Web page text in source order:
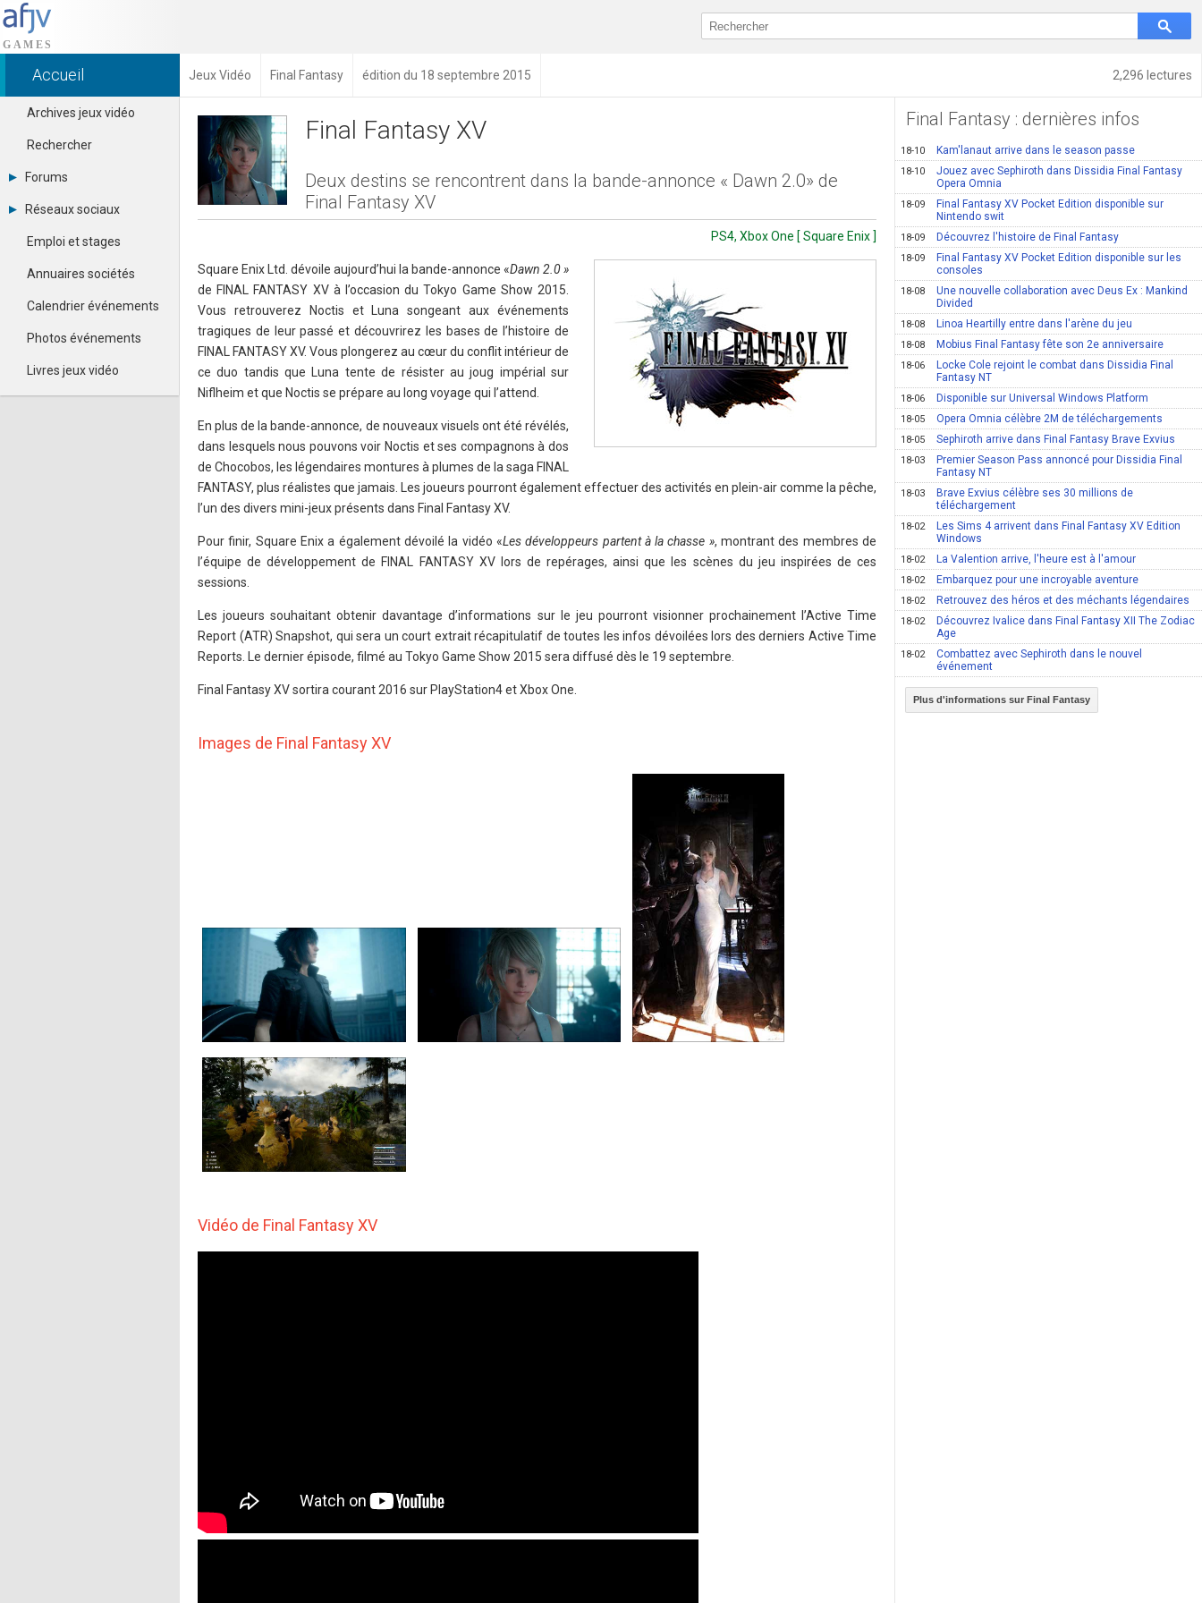
2,296 lectures
Accueil Jeux Vidéo Final Fantasy édition du 18 septembre 2015
Archives jeux vidéo
Rechercher
Forums
Tous les forums
Se connecter
Contacter un modérateur
Réseaux sociaux
Dailymotion
Facebook
Google+
Pinterest
Youtube
Emploi et stages
Annuaires sociétés
Calendrier événements
Photos événements
Livres jeux vidéo
Final Fantasy XV
Deux destins se rencontrent dans la bande-annonce « Dawn 2.0» de
Final Fantasy XV
PS4, Xbox One [ Square Enix ]
Square Enix Ltd. dévoile aujourd’hui la bande-annonce «Dawn 2.0 »
de FINAL FANTASY XV à l’occasion du Tokyo Game Show 2015.
Vous retrouverez Noctis et Luna songeant aux événements
tragiques de leur passé et découvrirez les bases de l’histoire de
FINAL FANTASY XV. Vous plongerez au cœur du conflit intérieur de
ce duo tandis que Luna tente de résister au joug impérial sur
Niflheim et que Noctis se prépare au long voyage qui l’attend.
En plus de la bande-annonce, de nouveaux visuels ont été révélés,
dans lesquels nous pouvons voir Noctis et ses compagnons à dos
de Chocobos, les légendaires montures à plumes de la saga FINAL
FANTASY, plus réalistes que jamais. Les joueurs pourront également effectuer des activités en plein-air comme la pêche,
l’un des divers mini-jeux présents dans Final Fantasy XV.
Pour finir, Square Enix a également dévoilé la vidéo «Les développeurs partent à la chasse », montrant des membres de
l’équipe de développement de FINAL FANTASY XV lors de repérages, ainsi que les scènes du jeu inspirées de ces
sessions.
Les joueurs souhaitant obtenir davantage d’informations sur le jeu pourront visionner prochainement l’Active Time
Report (ATR) Snapshot, qui sera un court extrait récapitulatif de toutes les infos dévoilées lors des derniers Active Time
Reports. Le dernier épisode, filmé au Tokyo Game Show 2015 sera diffusé dès le 19 septembre.
Final Fantasy XV sortira courant 2016 sur PlayStation4 et Xbox One.
Images de Final Fantasy XV
Vidéo de Final Fantasy XV
Final Fantasy : dernières infos
18-10 Kam'lanaut arrive dans le season passe
18-10
Jouez avec Sephiroth dans Dissidia Final Fantasy
Opera Omnia
18-09
Final Fantasy XV Pocket Edition disponible sur
Nintendo swit
18-09 Découvrez l'histoire de Final Fantasy
18-09
Final Fantasy XV Pocket Edition disponible sur les
consoles
18-08
Une nouvelle collaboration avec Deus Ex : Mankind
Divided
18-08 Linoa Heartilly entre dans l'arène du jeu
18-08 Mobius Final Fantasy fête son 2e anniversaire
18-06
Locke Cole rejoint le combat dans Dissidia Final
Fantasy NT
18-06 Disponible sur Universal Windows Platform
18-05 Opera Omnia célèbre 2M de téléchargements
18-05 Sephiroth arrive dans Final Fantasy Brave Exvius
18-03
Premier Season Pass annoncé pour Dissidia Final
Fantasy NT
18-03
Brave Exvius célèbre ses 30 millions de
téléchargement
18-02
Les Sims 4 arrivent dans Final Fantasy XV Edition
Windows
18-02 La Valention arrive, l'heure est à l'amour
18-02 Embarquez pour une incroyable aventure
18-02 Retrouvez des héros et des méchants légendaires
18-02
Découvrez Ivalice dans Final Fantasy XII The Zodiac
Age
18-02
Combattez avec Sephiroth dans le nouvel
événement
Plus d'informations sur Final Fantasy